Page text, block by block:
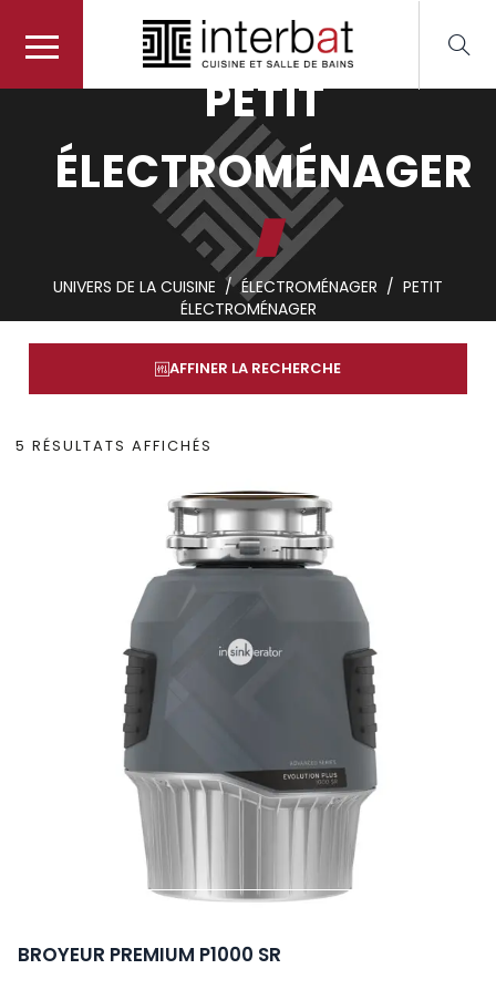
PETIT
ÉLECTROMÉNAGER
UNIVERS DE LA CUISINE /ÉLECTROMÉNAGER / PETIT
ÉLECTROMÉNAGER
AFFINER LA RECHERCHE
5 RÉSULTATS AFFICHÉS
PLUS
RÉCENT
AU
BROYEUR PREMIUM P1000 SR